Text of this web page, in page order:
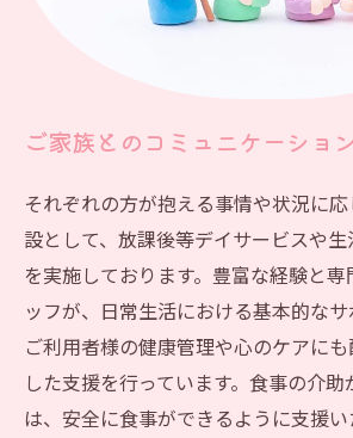
ご家族とのコミュニケーショ
それぞれの方が抱える事情や状況に
設として、放課後等デイサービスや
を実施しております。豊富な経験と
ッフが、日常生活における基本的なサ
ご利用者様の健康管理や心のケアに
した支援を行っています。食事の介
は、安全に食事ができるように支援い